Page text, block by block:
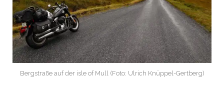
Bergstraße auf der isle of Mull (Foto: Ulrich Knüppel-Gertberg)